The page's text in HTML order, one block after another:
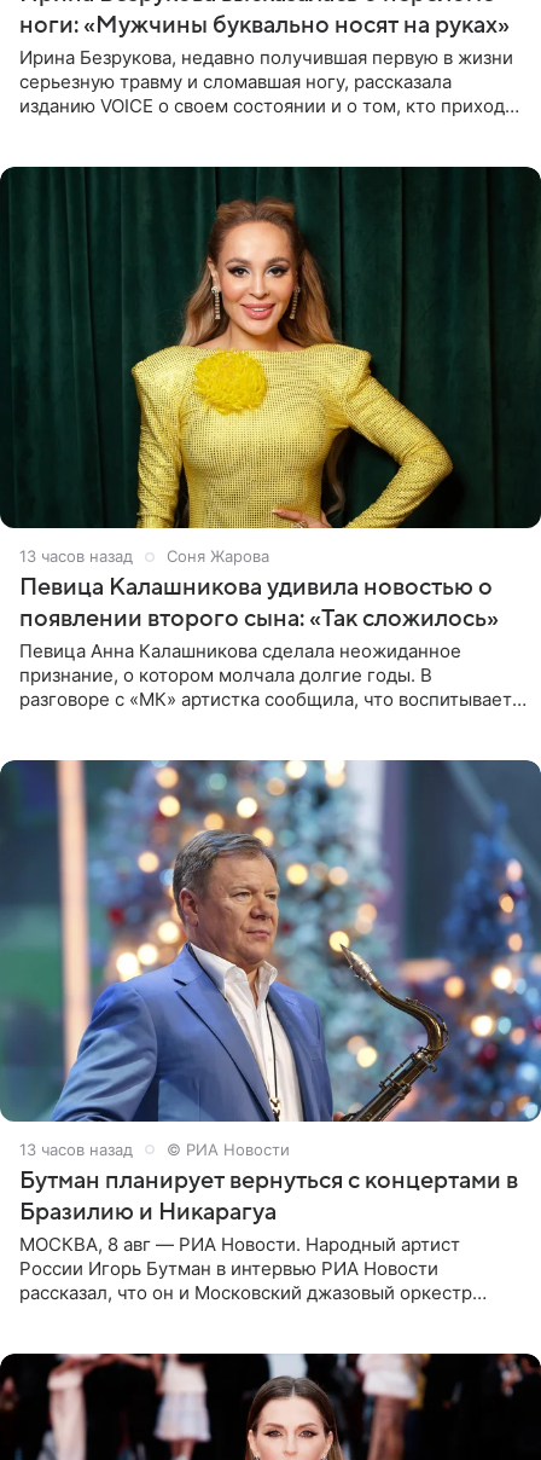
ноги: «Мужчины буквально носят на руках»
Ирина Безрукова, недавно получившая первую в жизни
серьезную травму и сломавшая ногу, рассказала
изданию VOICE о своем состоянии и о том, кто приходит
13 часов назад Соня Жарова
Певица Калашникова удивила новостью о
появлении второго сына: «Так сложилось»
Певица Анна Калашникова сделала неожиданное
признание, о котором молчала долгие годы. В
разговоре с «МК» артистка сообщила, что воспитывает
13 часов назад © РИА Новости
Бутман планирует вернуться с концертами в
Бразилию и Никарагуа
МОСКВА, 8 авг — РИА Новости. Народный артист
России Игорь Бутман в интервью РИА Новости
рассказал, что он и Московский джазовый оркестр